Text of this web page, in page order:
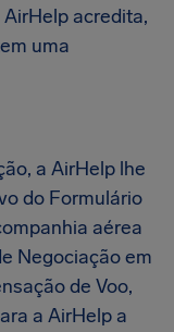
acredita,
uma
a AirHelp lhe
do Formulário
aérea
Negociação em
de Voo,
a AirHelp a